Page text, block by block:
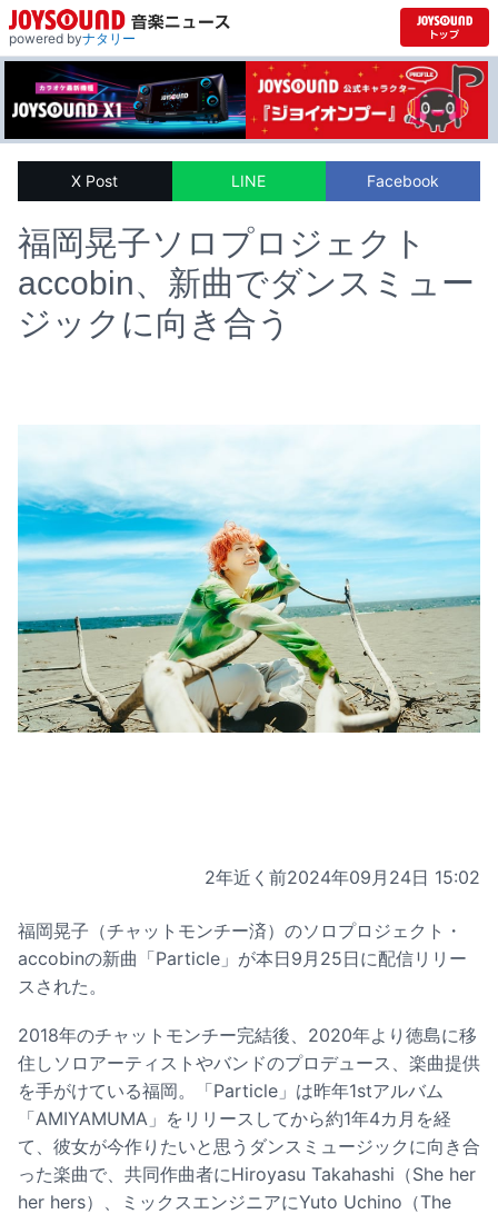
powered byナタリー
X Post LINE Facebook
福岡晃子ソロプロジェクト
accobin、新曲でダンスミュー
ジックに向き合う
2年近く前2024年09月24日 15:02
福岡晃子（チャットモンチー済）のソロプロジェクト・
accobinの新曲「Particle」が本日9月25日に配信リリー
スされた。
2018年のチャットモンチー完結後、2020年より徳島に移
住しソロアーティストやバンドのプロデュース、楽曲提供
を手がけている福岡。「Particle」は昨年1stアルバム
「AMIYAMUMA」をリリースしてから約1年4カ月を経
て、彼女が今作りたいと思うダンスミュージックに向き合
った楽曲で、共同作曲者にHiroyasu Takahashi（She her
her hers）、ミックスエンジニアにYuto Uchino（The